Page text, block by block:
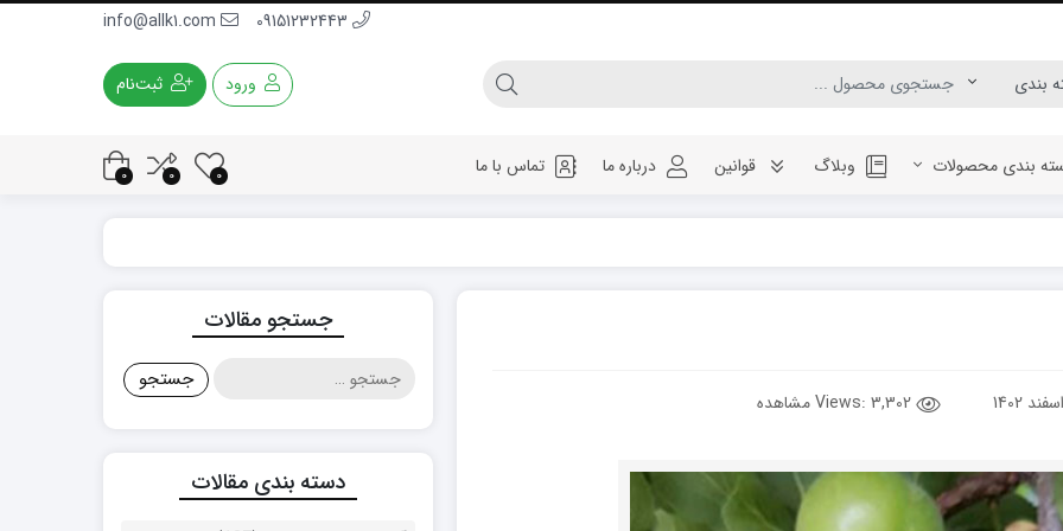
ورود ثبت‌نام
بندی محصولات وبلاگ قوانین درباره ما تماس با ما 0
0
0
3,302 مشاهده
جستجو مقالات
جستجو
برای:
دسته بندی مقالات